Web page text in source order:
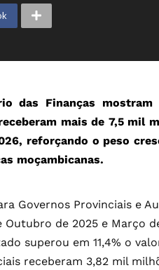
das Finanças
mais de 7,5 mil
reforçando o peso
moçambicanas.
Governos Provinciais e
Outubro de 2025 e Março
superou em 11,4% o
receberam 3,82 mil